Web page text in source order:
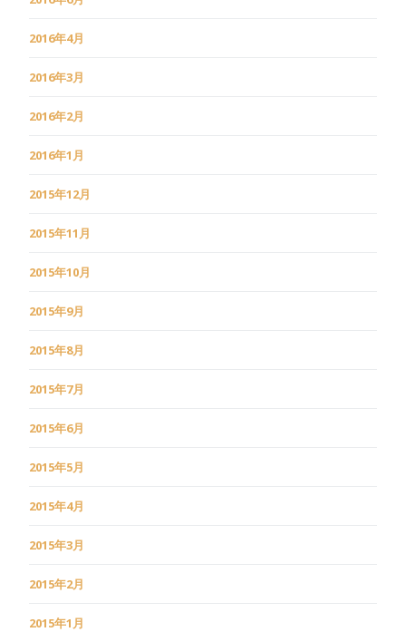
2016年4月
2016年3月
2016年2月
2016年1月
2015年12月
2015年11月
2015年10月
2015年9月
2015年8月
2015年7月
2015年6月
2015年5月
2015年4月
2015年3月
2015年2月
2015年1月